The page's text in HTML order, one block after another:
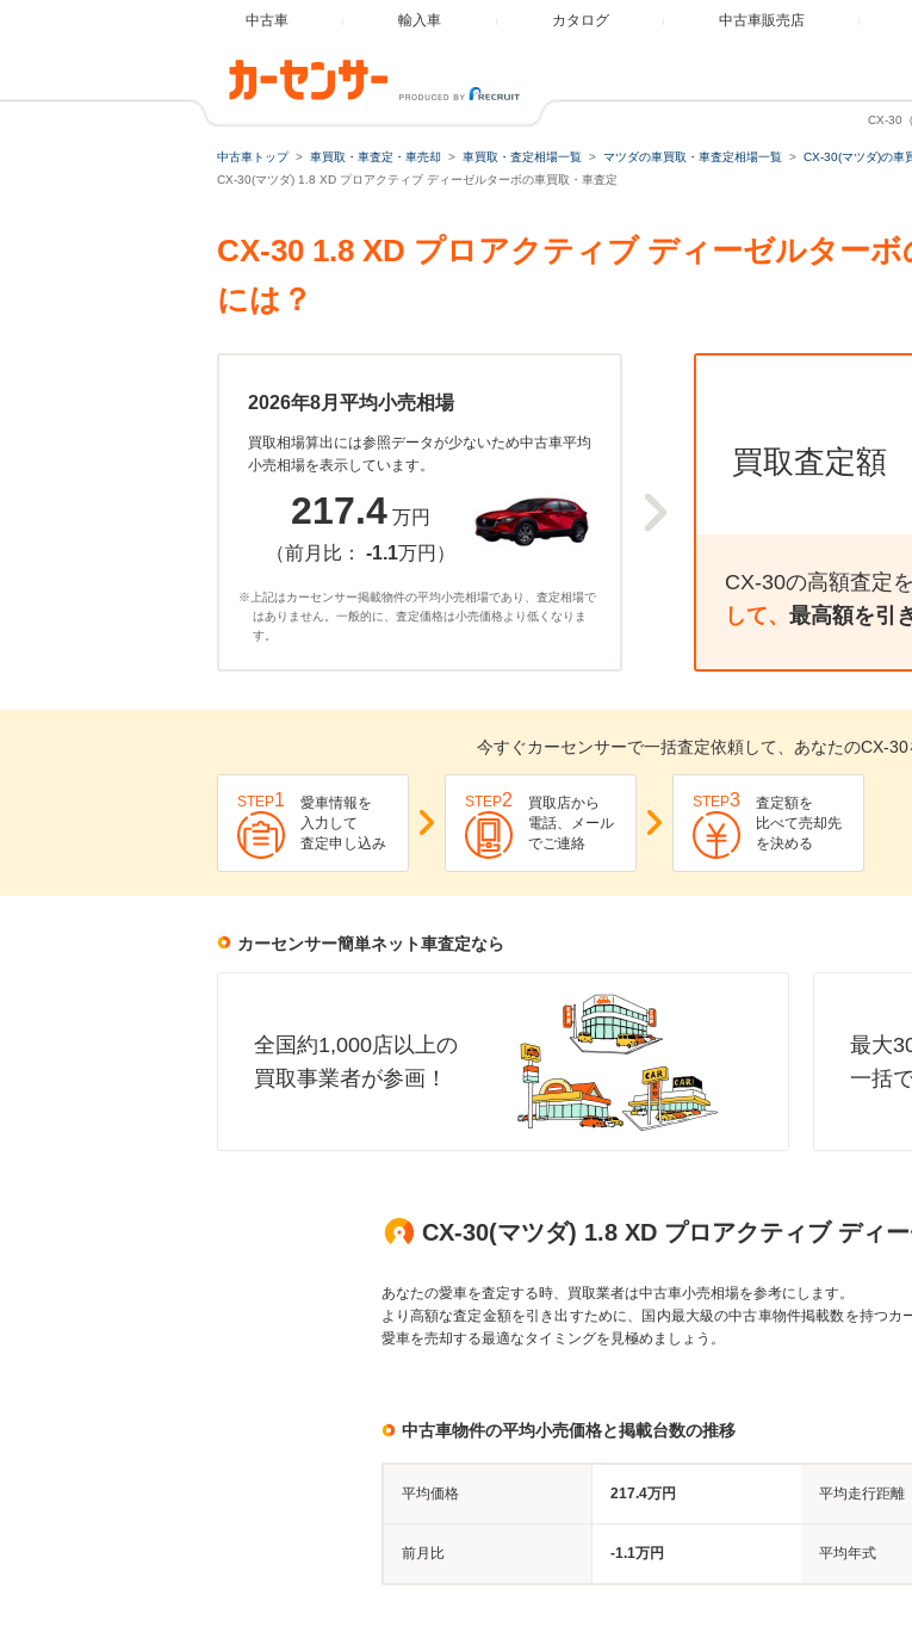
中古車 輸入車 カタログ 中古車販売店
CX-30
中古車トップ 車買取・車査定・車売却 車買取・査定相場一覧 マツダの車買取・車査定相場一覧
CX-30(マツダ)の車
CX-30(マツダ) 1.8 XD プロアクティブ ディーゼルターボの車買取・車査定
CX-30 1.8 XD プロアクティブ ディーゼルター
には？
2026年8月平均小売相場
買取相場算出には参照データが少ないため中古車平均
小売相場を表示しています。
217.4 万円
（前月比： -1.1万円）
※上記はカーセンサー掲載物件の平均小売相場であり、査定相場で
はありません。一般的に、査定価格は小売価格より低くなりま
す。
買取査定額
CX-30の高額査定
して、 最高額を引
今すぐカーセンサーで一括査定依頼して、あなたのCX-30
STEP1
愛車情報を
入力して
査定申し込み
STEP2
買取店から
電話、メール
でご連絡
STEP3
査定額を
比べて売却先
を決める
カーセンサー簡単ネット車査定なら
全国約1,000店以上の
買取事業者が参画！
最大
一括
CX-30(マツダ) 1.8 XD プロアクティブ ディ
あなたの愛車を査定する時、買取業者は中古車小売相場を参考にします。
より高額な査定金額を引き出すために、国内最大級の中古車物件掲載数を持つカ
愛車を売却する最適なタイミングを見極めましょう。
中古車物件の平均小売価格と掲載台数の推移
平均価格 217.4万円 平均走行距離
前月比 -1.1万円 平均年式